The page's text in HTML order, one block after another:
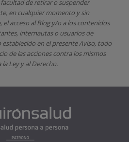
facultad de retirar o suspender
en cualquier momento y sin
el acceso al Blog y/o a los contenidos
internautas o usuarios de
en el presente Aviso, todo
de las acciones contra los mismos
Ley y al Derecho.